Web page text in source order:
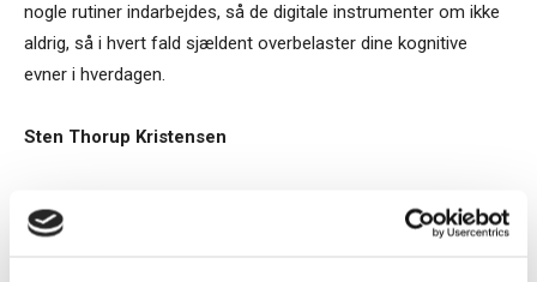
nogle rutiner indarbejdes, så de digitale instrumenter om ikke
aldrig, så i hvert fald sjældent overbelaster dine kognitive
evner i hverdagen.
Sten Thorup Kristensen
TAGS
arbejdskapacitet